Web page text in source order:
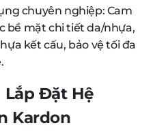
chuyên nghiệp: Cam
bề mặt chi tiết da/nhựa,
kết cấu, bảo vệ tối đa
Lắp Đặt Hệ
Kardon